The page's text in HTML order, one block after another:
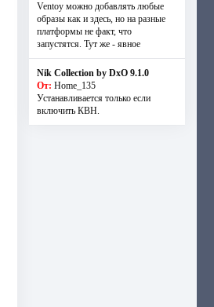
Ventoy можно добавлять любые
образы как и здесь, но на разные
платформы не факт, что
запустятся. Тут же - явное
Nik Collection by DxO 9.1.0
От: Home_135
Устанавливается только если
включить КВН.